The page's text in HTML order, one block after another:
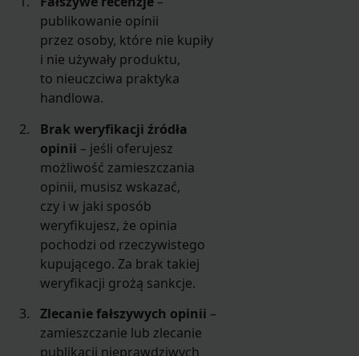
publikowanie opinii
przez osoby, które nie kupiły
i nie używały produktu,
to nieuczciwa praktyka
handlowa.
Brak weryfikacji źródła
opinii – jeśli oferujesz
możliwość zamieszczania
opinii, musisz wskazać,
czy i w jaki sposób
weryfikujesz, że opinia
pochodzi od rzeczywistego
kupującego. Za brak takiej
weryfikacji grożą sankcje.
Zlecanie fałszywych opinii –
zamieszczanie lub zlecanie
publikacji nieprawdziwych